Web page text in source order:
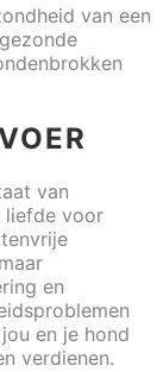
van een
van
liefde voor
en
en je hond
verdienen.